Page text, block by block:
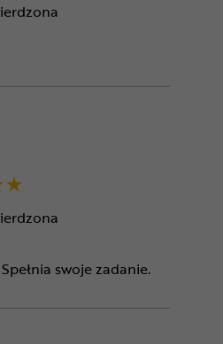
swoje zadanie.